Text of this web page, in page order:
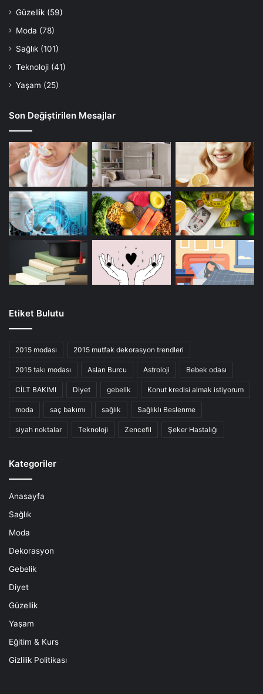
Güzellik (59)
Moda (78)
Sağlık (101)
Teknoloji (41)
Yaşam (25)
Son Değiştirilen Mesajlar
Etiket Bulutu
2015 modası 2015 mutfak dekorasyon trendleri
2015 takı modası Aslan Burcu Astroloji Bebek odası
CİLT BAKIMI Diyet gebelik Konut kredisi almak istiyorum
moda saç bakımı sağlık Sağlıklı Beslenme
siyah noktalar Teknoloji Zencefil Şeker Hastalığı
Kategoriler
Anasayfa
Sağlık
Moda
Dekorasyon
Gebelik
Diyet
Güzellik
Yaşam
Eğitim & Kurs
Gizlilik Politikası